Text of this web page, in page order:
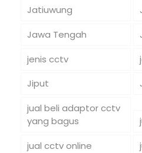
Jatiuwung
Jawa Tengah
jenis cctv
Jiput
jual beli adaptor cctv
yang bagus
jual cctv online